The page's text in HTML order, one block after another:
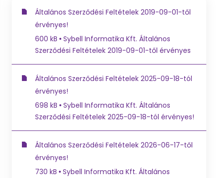
Általános Szerződési Feltételek 2019-09-01-től
érvényes!
600 kB
Sybell Informatika Kft. Általános
Szerződési Feltételek 2019-09-01-től érvényes
Általános Szerződési Feltételek 2025-09-18-tól
érvényes!
698 kB
Sybell Informatika Kft. Általános
Szerződési Feltételek 2025-09-18-tól érvényes!
Általános Szerződési Feltételek 2026-06-17-től
érvényes!
730 kB
Sybell Informatika Kft. Általános